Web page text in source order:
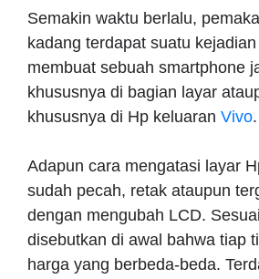
Semakin waktu berlalu,
kadang terdapat suatu
membuat sebuah smartphone
khususnya di bagian layar
khususnya di Hp keluaran Vivo.
Adapun cara mengatasi layar
sudah pecah, retak ataupun
dengan mengubah LCD.
disebutkan di awal bahwa tiap
harga yang berbeda-beda.